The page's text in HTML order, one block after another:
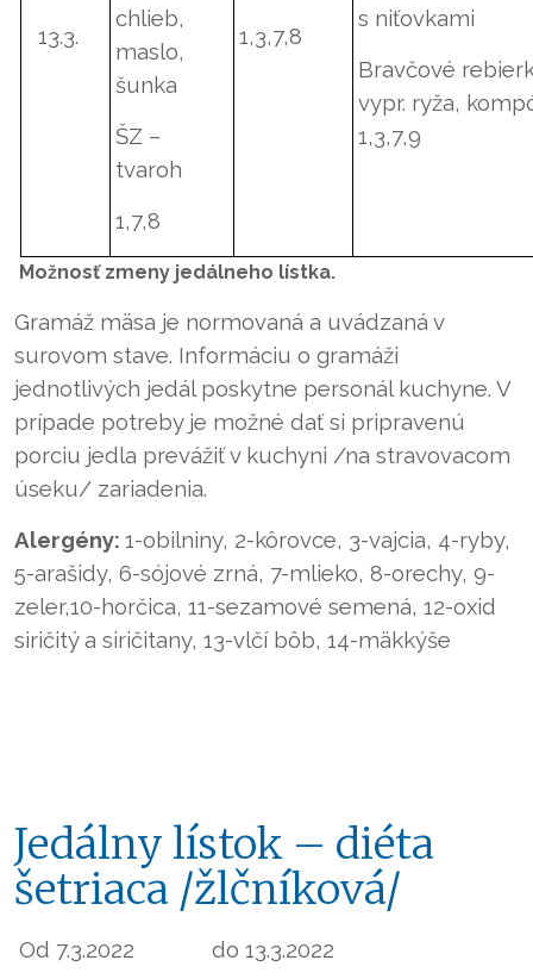
13.3.
chlieb,
maslo,
šunka
ŠZ –
tvaroh
1,7,8
1,3,7,8
s niťovkami
Bravčové
vypr. ryža,
1,3,7,9
Možnosť zmeny jedálneho lístka.
Gramáž mäsa je normovaná a uvádzaná v
surovom stave. Informáciu o gramáži
jednotlivých jedál poskytne personál kuchyne. V
prípade potreby je možné dať si pripravenú
porciu jedla prevážiť v kuchyni /na stravovacom
úseku/ zariadenia.
Alergény: 1-obilniny, 2-kôrovce, 3-vajcia, 4-ryby,
5-arašidy, 6-sójové zrná, 7-mlieko, 8-orechy, 9-
zeler,10-horčica, 11-sezamové semená, 12-oxid
siričitý a siričitany, 13-vlčí bôb, 14-mäkkýše
Jedálny lístok – diéta
šetriaca /žlčníková/
Od 7.3.2022 do 13.3.2022